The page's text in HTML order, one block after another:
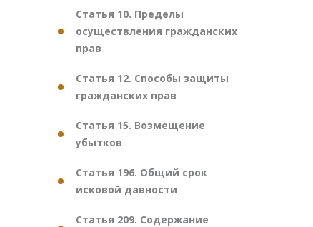
Статья 10. Пределы
осуществления гражданских
прав
Статья 12. Способы защиты
гражданских прав
Статья 15. Возмещение
убытков
Статья 196. Общий срок
исковой давности
Статья 209. Содержание